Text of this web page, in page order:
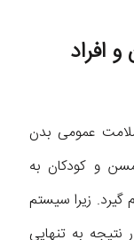
افراد
عمومی بدن
و کودکان به
گیرد. زیرا سیستم
نتیجه به تنهایی